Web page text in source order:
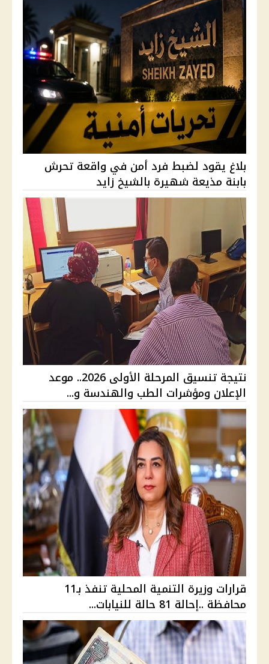
بلاغ يقود لضبط فرد أمن في واقعة تحرش
بابنة مذيعة شهيرة بالشيخ زايد
نتيجة تنسيق المرحلة الأولى 2026.. موعد
الإعلان ومؤشرات الطب والهندسة و...
قرارات وزيرة التنمية المحلية تنفذ بـ11
محافظة ..إحالة 81 حالة للنيابات...